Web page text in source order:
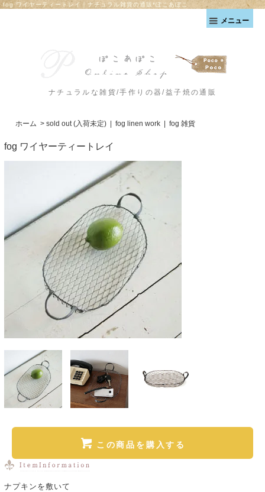
fog ワイヤーティートレイ｜ナチュラル雑貨の通販*ぽこあぽこ
メニュー
ナチュラルな雑貨/手作りの器/益子焼の通販
ホーム > sold out (入荷未定) fog linen work fog 雑貨
fog ワイヤーティートレイ
この商品を購入する
ナプキンを敷いて